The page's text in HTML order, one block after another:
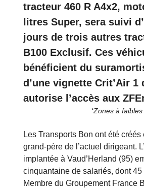
tracteur 460 R A4x2,
litres Super, sera suivi
jours de trois autres
B100 Exclusif. Ces
bénéficient du
d’une vignette Crit’Air 1
autorise l’accès aux
*Zones à
Les Transports Bon ont été
grand-père de l’actuel dirigeant.
implantée à Vaud’Herland (95)
cinquantaine de salariés, dont 45
Membre du Groupement France